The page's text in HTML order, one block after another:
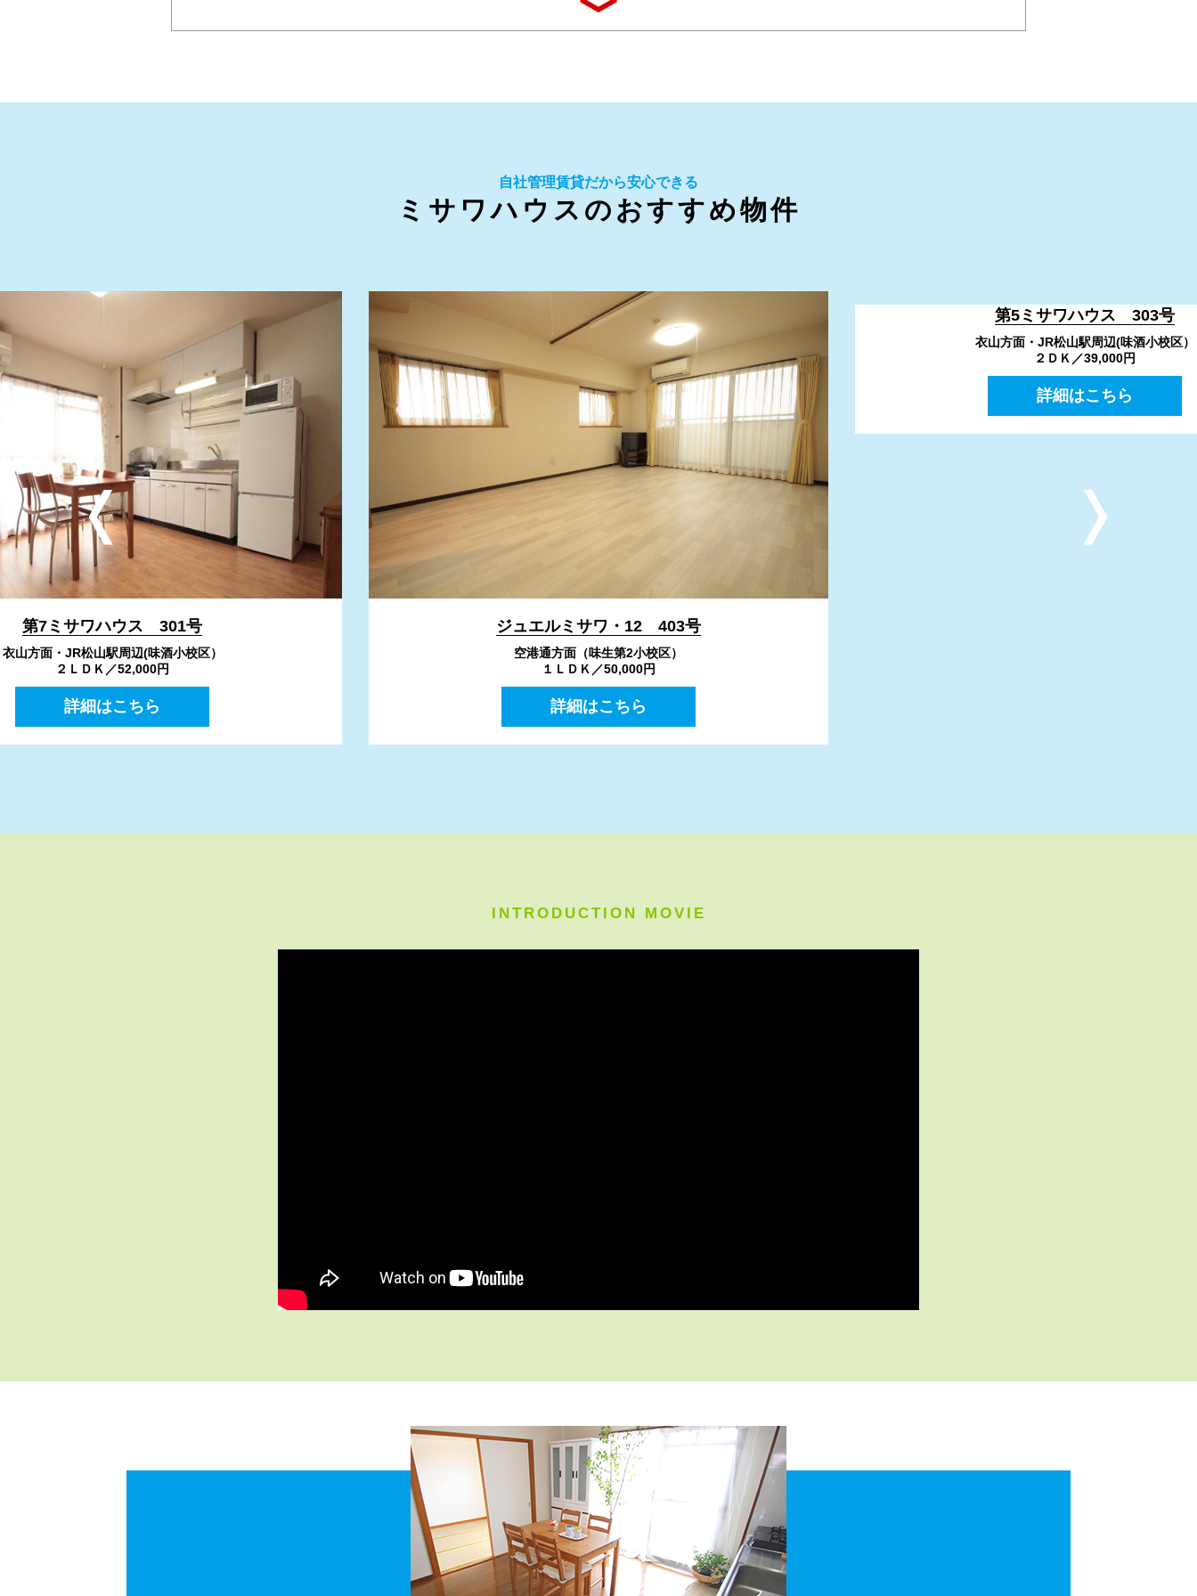
自社管理賃貸だから安心できる
ミサワハウスのおすすめ物件
第7ミサワハウス 301号
衣山方面・JR松山駅周辺(味酒小校区）
２ＬＤＫ／52,000円
詳細はこちら
ジュエルミサワ・12 403号
空港通方面（味生第2小校区）
１ＬＤＫ／50,000円
詳細はこちら
第5ミサワハウス 303号
衣山方面・JR松山駅周辺(味酒小校区）
２ＤＫ／39,000円
詳細はこちら
INTRODUCTION MOVIE